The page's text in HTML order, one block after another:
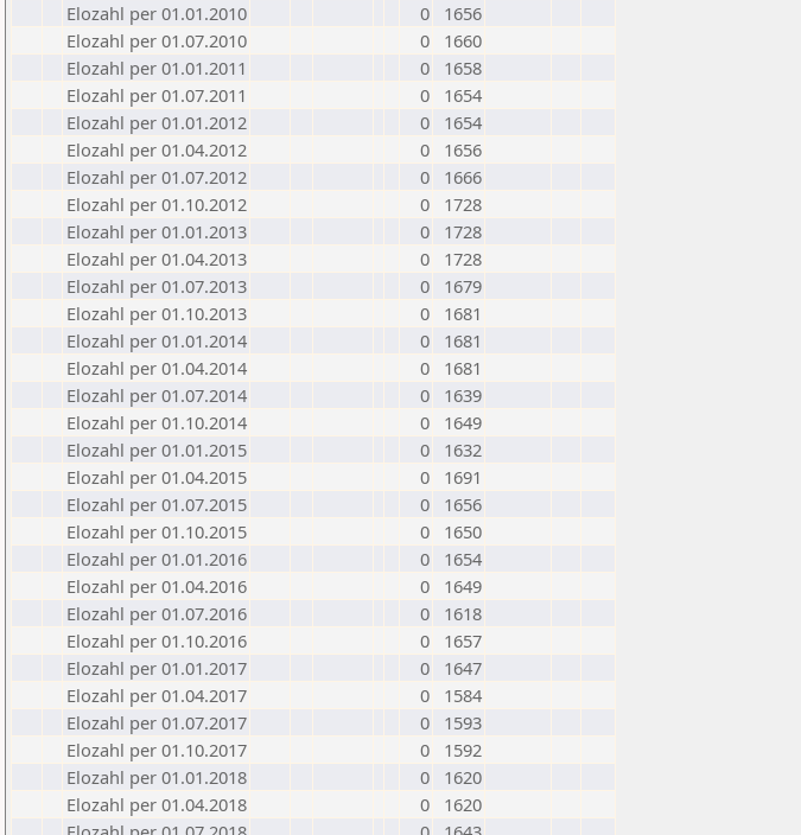
Elozahl per 01.01.2010
0
1656
Elozahl per 01.07.2010
0
1660
Elozahl per 01.01.2011
0
1658
Elozahl per 01.07.2011
0
1654
Elozahl per 01.01.2012
0
1654
Elozahl per 01.04.2012
0
1656
Elozahl per 01.07.2012
0
1666
Elozahl per 01.10.2012
0
1728
Elozahl per 01.01.2013
0
1728
Elozahl per 01.04.2013
0
1728
Elozahl per 01.07.2013
0
1679
Elozahl per 01.10.2013
0
1681
Elozahl per 01.01.2014
0
1681
Elozahl per 01.04.2014
0
1681
Elozahl per 01.07.2014
0
1639
Elozahl per 01.10.2014
0
1649
Elozahl per 01.01.2015
0
1632
Elozahl per 01.04.2015
0
1691
Elozahl per 01.07.2015
0
1656
Elozahl per 01.10.2015
0
1650
Elozahl per 01.01.2016
0
1654
Elozahl per 01.04.2016
0
1649
Elozahl per 01.07.2016
0
1618
Elozahl per 01.10.2016
0
1657
Elozahl per 01.01.2017
0
1647
Elozahl per 01.04.2017
0
1584
Elozahl per 01.07.2017
0
1593
Elozahl per 01.10.2017
0
1592
Elozahl per 01.01.2018
0
1620
Elozahl per 01.04.2018
0
1620